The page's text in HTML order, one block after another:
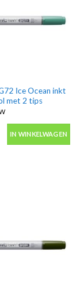
aantal
Ice Ocean inkt
met 2 tips
Ice Ocean inkt
IN WINKELWAGEN